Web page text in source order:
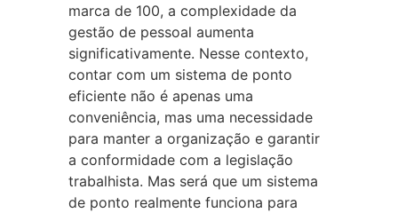
marca de 100, a complexidade da
gestão de pessoal aumenta
significativamente. Nesse contexto,
contar com um sistema de ponto
eficiente não é apenas uma
conveniência, mas uma necessidade
para manter a organização e garantir
a conformidade com a legislação
trabalhista. Mas será que um sistema
de ponto realmente funciona para